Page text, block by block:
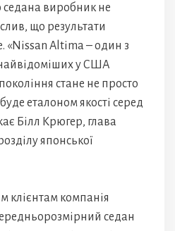
седана виробник не
що результати
«Nissan Altima – один з
у США
стане не просто
еталоном якості серед
Білл Крюгер, глава
японської
клієнтам компанія
седан